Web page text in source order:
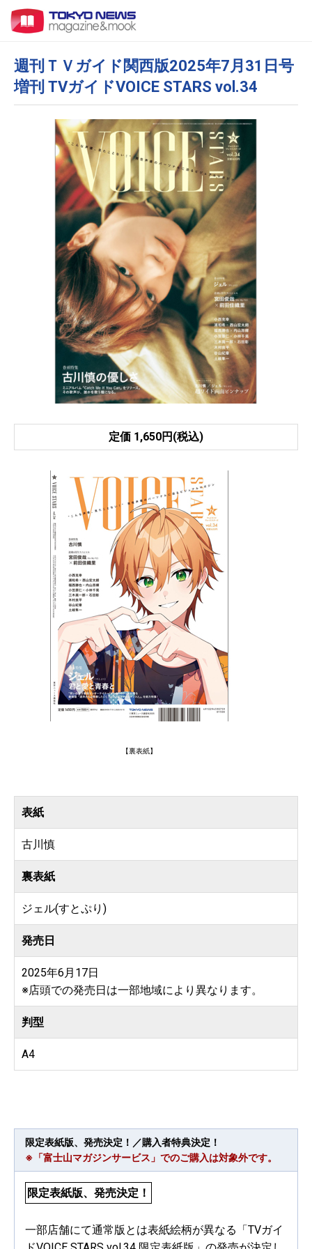
週刊ＴＶガイド関西版2025年7月31日号
増刊 TVガイドVOICE STARS vol.34
定価 1,650円(税込)
【裏表紙】
表紙
古川慎
裏表紙
ジェル(すとぷり)
発売日
2025年6月17日
※店頭での発売日は一部地域により異なります。
判型
A4
限定表紙版、発売決定！／購入者特典決定！
※「富士山マガジンサービス」でのご購入は対象外です。
限定表紙版、発売決定！
一部店舗にて通常版とは表紙絵柄が異なる「TVガイ